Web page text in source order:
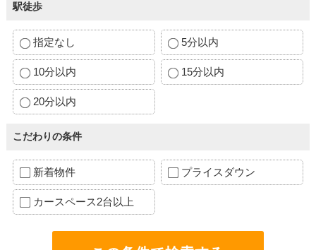
駅徒歩
指定なし 5分以内
10分以内 15分以内
20分以内
こだわりの条件
新着物件 プライスダウン
カースペース2台以上